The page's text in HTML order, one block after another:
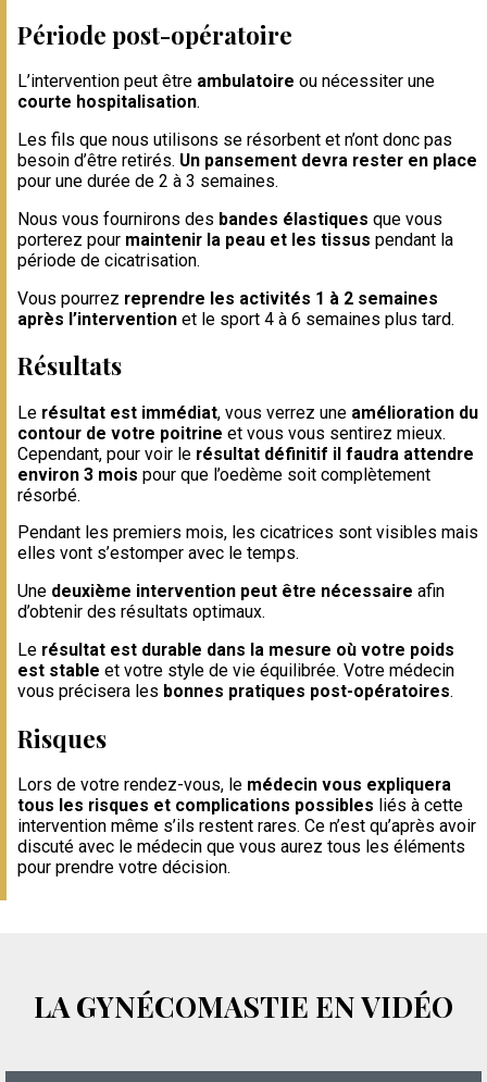
Période post-opératoire
L’intervention peut être ambulatoire ou nécessiter une
courte hospitalisation.
Les fils que nous utilisons se résorbent et n’ont donc pas
besoin d’être retirés. Un pansement devra rester en place
pour une durée de 2 à 3 semaines.
Nous vous fournirons des bandes élastiques que vous
porterez pour maintenir la peau et les tissus pendant la
période de cicatrisation.
Vous pourrez reprendre les activités 1 à 2 semaines
après l’intervention et le sport 4 à 6 semaines plus tard.
Résultats
Le résultat est immédiat, vous verrez une amélioration du
contour de votre poitrine et vous vous sentirez mieux.
Cependant, pour voir le résultat définitif il faudra attendre
environ 3 mois pour que l’oedème soit complètement
résorbé.
Pendant les premiers mois, les cicatrices sont visibles mais
elles vont s’estomper avec le temps.
Une deuxième intervention peut être nécessaire afin
d’obtenir des résultats optimaux.
Le résultat est durable dans la mesure où votre poids
est stable et votre style de vie équilibrée. Votre médecin
vous précisera les bonnes pratiques post-opératoires.
Risques
Lors de votre rendez-vous, le médecin vous expliquera
tous les risques et complications possibles liés à cette
intervention même s’ils restent rares. Ce n’est qu’après avoir
discuté avec le médecin que vous aurez tous les éléments
pour prendre votre décision.
LA GYNÉCOMASTIE EN VIDÉO